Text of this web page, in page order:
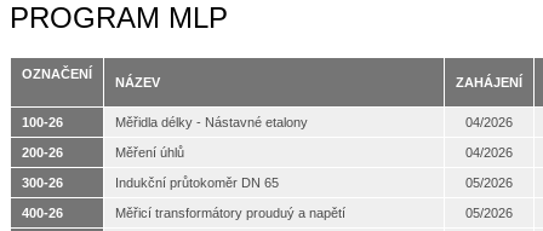
PROGRAM MLP
OZNAČENÍ
NÁZEV ZAHÁJENÍ
100-26 Měřidla délky - Nástavné etalony 04/2026
200-26 Měření úhlů 04/2026
300-26 Indukční průtokoměr DN 65 05/2026
400-26 Měřicí transformátory prouduý a napětí 05/2026